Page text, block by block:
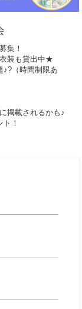
集！
装も貸出中★
♪?（時間制限あ
掲載されるかも♪
！